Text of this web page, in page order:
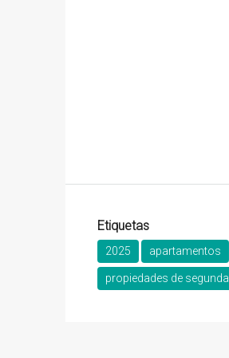
Etiquetas
2025 apartamentos
propiedades de segunda